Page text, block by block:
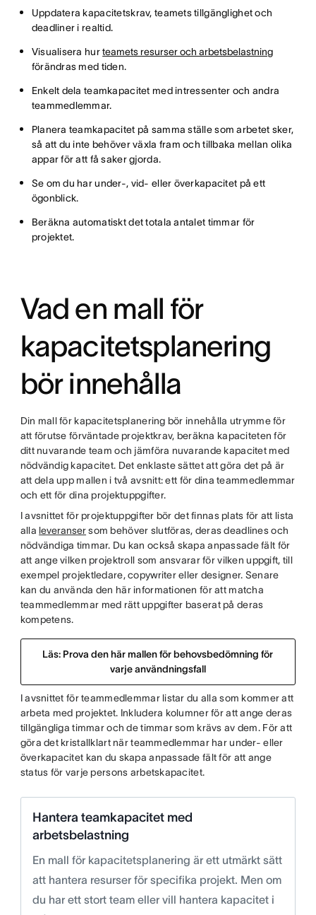
Uppdatera kapacitetskrav, teamets tillgänglighet och
deadliner i realtid.
Visualisera hurteamets resurser och arbetsbelastning
förändras med tiden.
Enkelt dela teamkapacitet med intressenter och andra
teammedlemmar.
Planera teamkapacitet på samma ställe som arbetet sker,
så att du inte behöver växla fram och tillbaka mellan olika
appar för att få saker gjorda.
Se om du har under-, vid- eller överkapacitet på ett
ögonblick.
Beräkna automatiskt det totala antalet timmar för
projektet.
Vad en mall för
kapacitetsplanering
bör innehålla
Din mall för kapacitetsplanering bör innehålla utrymme för
att förutse förväntade projektkrav, beräkna kapaciteten för
ditt nuvarande team och jämföra nuvarande kapacitet med
nödvändig kapacitet. Det enklaste sättet att göra det på är
att dela upp mallen i två avsnitt: ett för dina teammedlemmar
och ett för dina projektuppgifter.
I avsnittet för projektuppgifter bör det finnas plats för att lista
alla leveransersom behöver slutföras, deras deadlines och
nödvändiga timmar. Du kan också skapa anpassade fält för
att ange vilken projektroll som ansvarar för vilken uppgift, till
exempel projektledare, copywriter eller designer. Senare
kan du använda den här informationen för att matcha
teammedlemmar med rätt uppgifter baserat på deras
kompetens.
Läs: Prova den här mallen för behovsbedömning för
varje användningsfall
I avsnittet för teammedlemmar listar du alla som kommer att
arbeta med projektet. Inkludera kolumner för att ange deras
tillgängliga timmar och de timmar som krävs av dem. För att
göra det kristallklart när teammedlemmar har under- eller
överkapacitet kan du skapa anpassade fält för att ange
status för varje persons arbetskapacitet.
Hantera teamkapacitet med
arbetsbelastning
En mall för kapacitetsplanering är ett utmärkt sätt
att hantera resurser för specifika projekt. Men om
du har ett stort team eller vill hantera kapacitet i